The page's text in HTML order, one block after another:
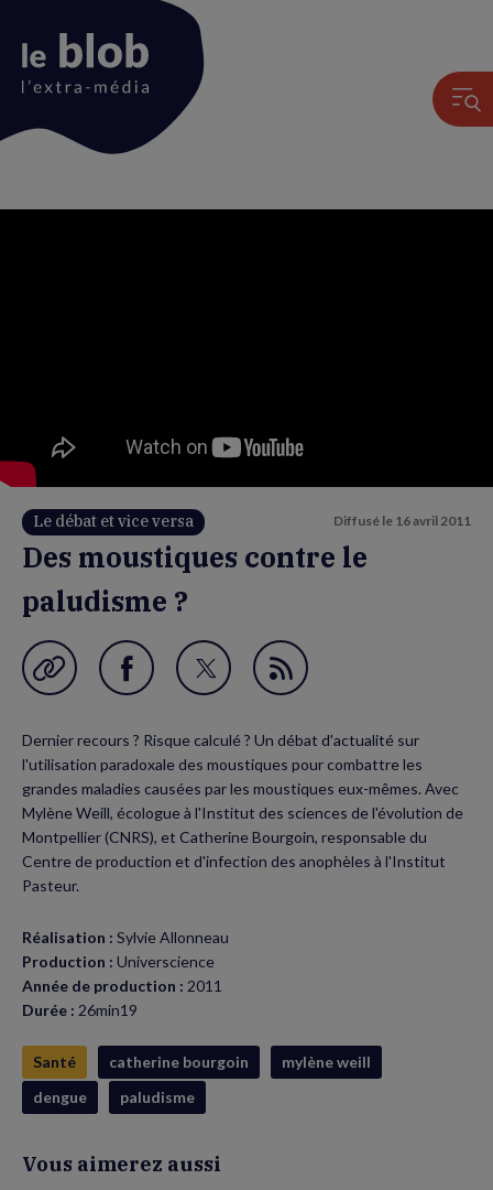
Le débat et vice versa Diffusé le 16 avril 2011
Des moustiques contre le
paludisme ?
Garder en favori
Partager
Facebook
(nouvelle
fenêtre)
Partager
Twitter
(nouvelle
fenêtre)
Flux
Dernier recours ? Risque calculé ? Un débat d'actualité sur
l'utilisation paradoxale des moustiques pour combattre les
grandes maladies causées par les moustiques eux-mêmes. Avec
Mylène Weill, écologue à l'Institut des sciences de l'évolution de
Montpellier (CNRS), et Catherine Bourgoin, responsable du
Centre de production et d'infection des anophèles à l'Institut
Pasteur.
Réalisation : Sylvie Allonneau
Production : Universcience
Année de production : 2011
Durée : 26min19
Santé catherine bourgoin
mylène weill
dengue
paludisme
Vous aimerez aussi